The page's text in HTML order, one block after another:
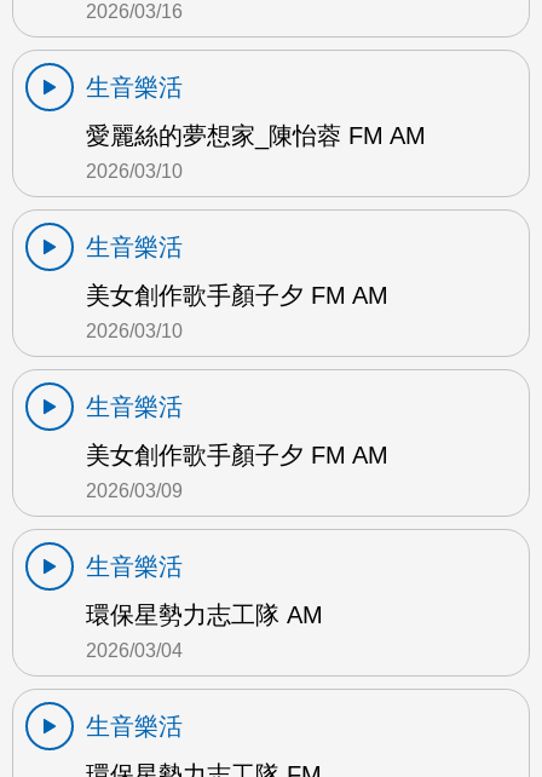
2026/03/16
生音樂活
愛麗絲的夢想家_陳怡蓉 FM AM
2026/03/10
生音樂活
美女創作歌手顏子夕 FM AM
2026/03/10
生音樂活
美女創作歌手顏子夕 FM AM
2026/03/09
生音樂活
環保星勢力志工隊 AM
2026/03/04
生音樂活